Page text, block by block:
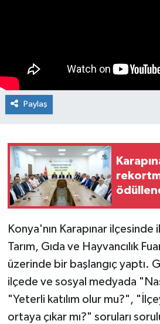
Paylaş
Konya'nın Karapınar ilçesinde
Tarım, Gıda ve Hayvancılık
üzerinde bir başlangıç yaptı.
ilçede ve sosyal medyada
"Yeterli katılım olur mu?",
ortaya çıkar mı?" soruları